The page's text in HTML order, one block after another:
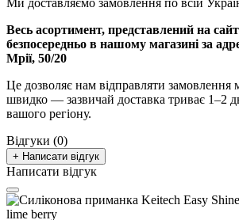
Весь асортимент, представлений на
безпосередньо в нашому магазині за
Мрії, 50/20
Це дозволяє нам відправляти замовлення
швидко — зазвичай доставка триває 1–2
вашого регіону.
Відгуки (0)
+ Написати відгук
Написати відгук